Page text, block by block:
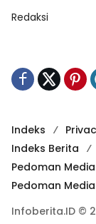
Redaksi
Indeks
Indeks Berita
Pedoman
Pedoman
Infoberita.ID ©